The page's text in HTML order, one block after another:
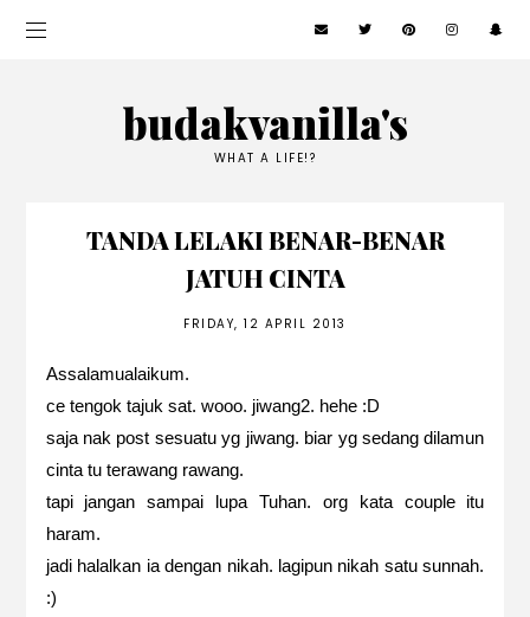
budakvanilla's
WHAT A LIFE!?
TANDA LELAKI BENAR-BENAR
JATUH CINTA
FRIDAY, 12 APRIL 2013
Assalamualaikum.
ce tengok tajuk sat. wooo. jiwang2. hehe :D
saja nak post sesuatu yg jiwang. biar yg sedang dilamun
cinta tu terawang rawang.
tapi jangan sampai lupa Tuhan. org kata couple itu
haram.
jadi halalkan ia dengan nikah. lagipun nikah satu sunnah.
:)